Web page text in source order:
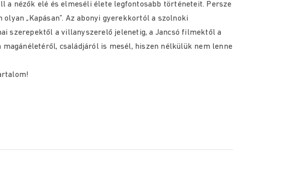
a nézők elé és elmeséli élete legfontosabb történeteit. Persze
„Kapásan”. Az abonyi gyerekkortól a szolnoki
szerepektől a villanyszerelő jelenetig, a Jancsó filmektől a
magánéletéről, családjáról is mesél, hiszen nélkülük nem lenne